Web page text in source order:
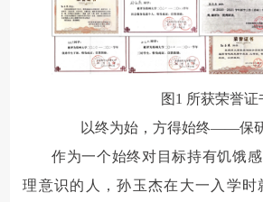
图 1 所获荣誉证
以终为始，方得始终——保
作为一个始终对目标持有饥饿
理意识的人，孙玉杰在大一入学时